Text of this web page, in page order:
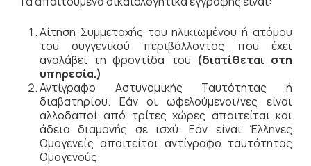
Αίτηση Συμμετοχής του ηλικιωμένου ή ατόμου
του συγγενικού περιβάλλοντος που έχει
αναλάβει τη φροντίδα του (διατίθεται στη
υπηρεσία.)
Αντίγραφο Αστυνομικής Ταυτότητας ή
διαβατηρίου. Εάν οι ωφελούμενοι/νες είναι
αλλοδαποί από τρίτες χώρες απαιτείται και
άδεια διαμονής σε ισχύ. Εάν είναι Έλληνες
Ομογενείς απαιτείται αντίγραφο ταυτότητας
Ομογενούς.